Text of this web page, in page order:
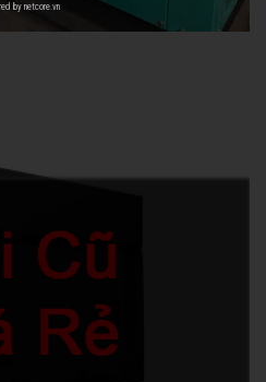
by netcore.vn